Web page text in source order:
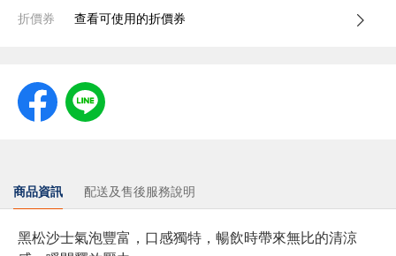
折價券 查看可使用的折價券
商品資訊 配送及售後服務說明
黑松沙士氣泡豐富，口感獨特，暢飲時帶來無比的清涼